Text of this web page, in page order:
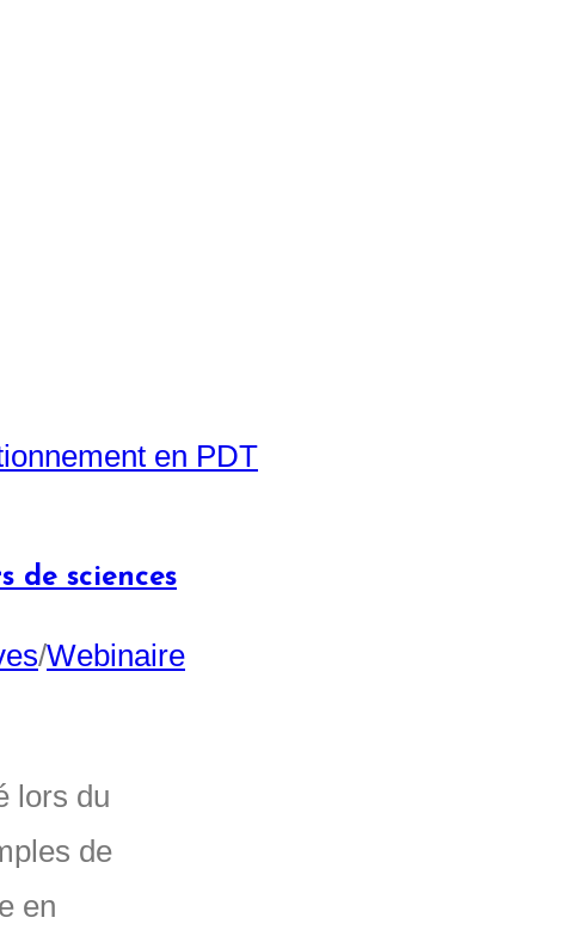
de sciences
/Webinaire
lors du
de
en